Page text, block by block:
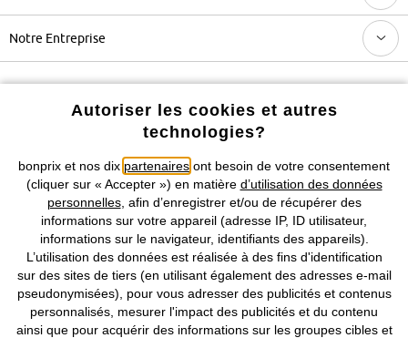
Notre Entreprise
Prix indiqués TVA comprise avec en susfrais de port & de service
CGV Données personnelles Paramètres des cookies
Mentions légales Résilier le contrat
©2026 bonprix.Tous droits réservés.
Autoriser les cookies et autres
technologies?
bonprix et nos dix partenaires ont besoin de votre consentement
(cliquer sur « Accepter ») en matière d’utilisation des données
personnelles, afin d’enregistrer et/ou de récupérer des
informations sur votre appareil (adresse IP, ID utilisateur,
informations sur le navigateur, identifiants des appareils).
L’utilisation des données est réalisée à des fins d'identification
sur des sites de tiers (en utilisant également des adresses e-mail
pseudonymisées), pour vous adresser des publicités et contenus
personnalisés, mesurer l'impact des publicités et du contenu
ainsi que pour acquérir des informations sur les groupes cibles et